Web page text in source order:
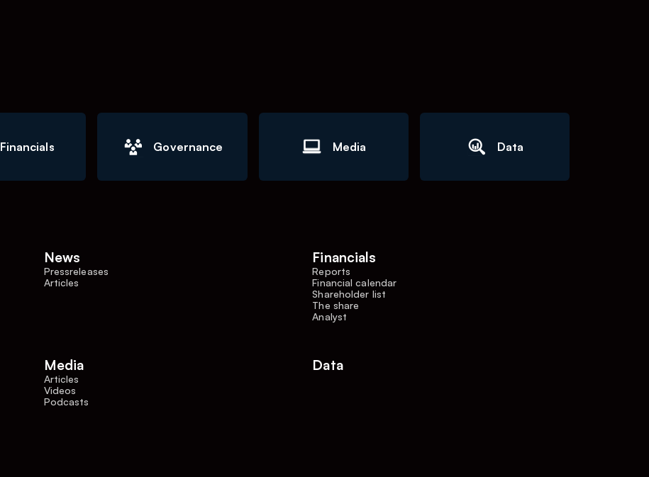
Financials Governance Media Data
News
Pressreleases
Articles
Financials
Reports
Financial calendar
Shareholder list
The share
Analyst
Media
Articles
Videos
Podcasts
Data